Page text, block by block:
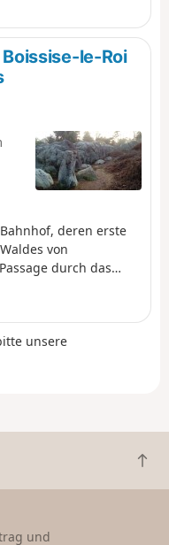
diesem Abschnitt,
gibt es mehrere
Carrefour des
Chatillon, den
und die Gorges de
Fußmarsch
du Prieuré
Kirche von Vaudoué.
le-Roi
deren erste
von
durch das
führt die
einige
auf dem Treidelpfad
unsere
Z
u
und